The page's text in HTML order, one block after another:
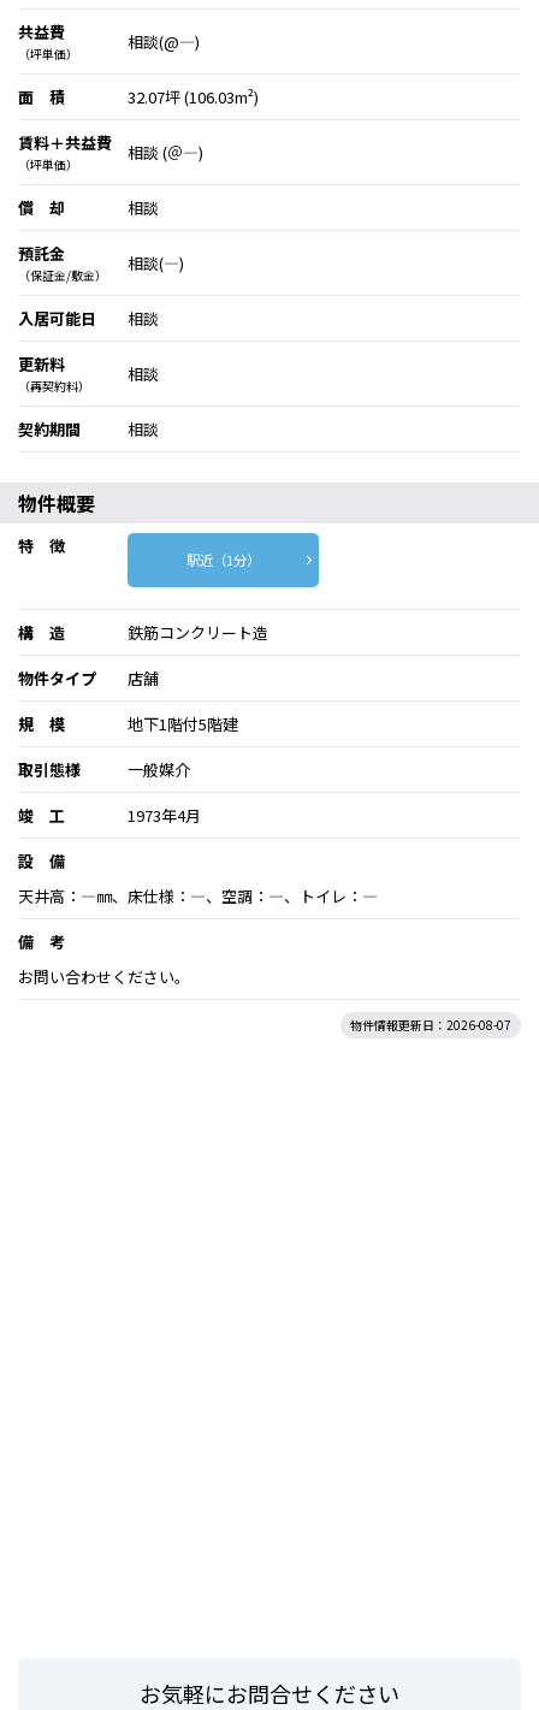
共益費
（坪単価）
相談(@―)
面 積
32.07坪 (106.03m²)
賃料＋共益費
（坪単価）
相談 (＠―)
償 却
相談
預託金
（保証金/敷金）
相談(―)
入居可能日
相談
更新料
（再契約料）
相談
契約期間 相談
物件概要
特 徴
駅近（1分）
構 造
鉄筋コンクリート造
物件タイプ
店舗
規 模
地下1階付5階建
取引態様
一般媒介
竣 工
1973年4月
設 備
天井高：―㎜、床仕様：―、空調：―、トイレ：―
備 考
お問い合わせください。
物件情報更新日：2026-08-07
お気軽にお問合せください